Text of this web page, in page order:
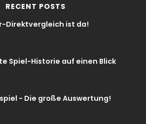
RECENT POSTS
Direktvergleich ist da!
Spiel-Historie auf einen Blick
- Die große Auswertung!